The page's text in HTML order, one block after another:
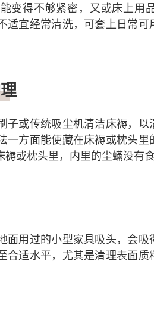
变得不够紧密，又或床上用
适宜经常清洗，可套上日常
子或传统吸尘机清洁床褥，
方面能使藏在床褥或枕头里
或枕头里，内里的尘蟎没有
面用过的小型家具吸头，会
合适水平，尤其是清理表面